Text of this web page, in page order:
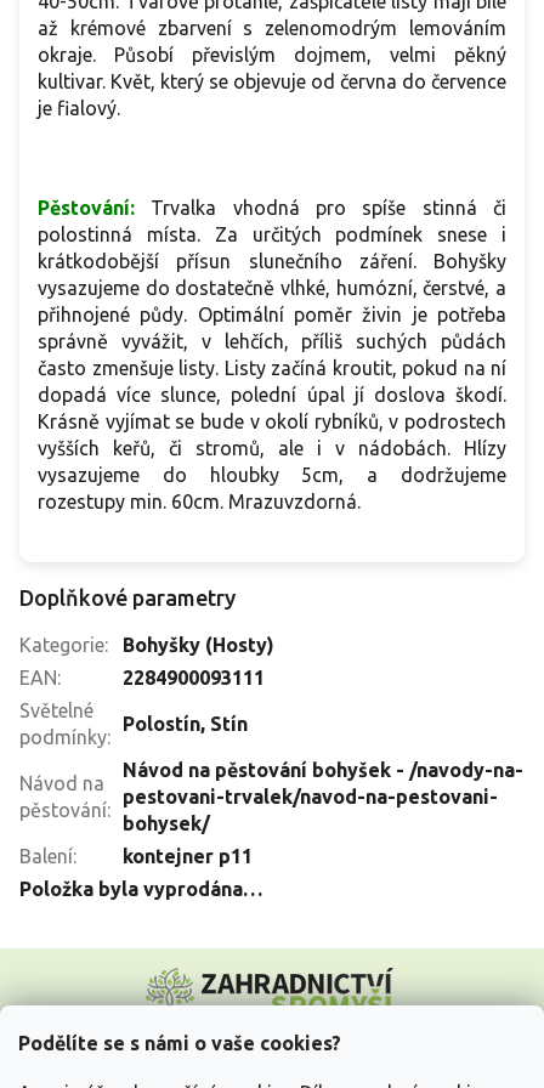
Podělíte se s námi o vaše cookies?
až krémové zbarvení s zelenomodrým lemováním
okraje. Působí převislým dojmem, velmi pěkný
kultivar. Květ, který se objevuje od června do července
je fialový.
Pěstování:
Trvalka vhodná pro spíše stinná či
polostinná místa. Za určitých podmínek snese i
krátkodobější přísun slunečního záření. Bohyšky
vysazujeme do dostatečně vlhké, humózní, čerstvé, a
přihnojené půdy. Optimální poměr živin je potřeba
správně vyvážit, v lehčích, příliš suchých půdách
často zmenšuje listy. Listy začíná kroutit, pokud na ní
dopadá více slunce, polední úpal jí doslova škodí.
Krásně vyjímat se bude v okolí rybníků, v podrostech
vyšších keřů, či stromů, ale i v nádobách. Hlízy
vysazujeme do hloubky 5cm, a dodržujeme
rozestupy min. 60cm. Mrazuvzdorná.
Doplňkové parametry
Kategorie:
Bohyšky (Hosty)
EAN:
2284900093111
Světelné
podmínky:
Polostín, Stín
Návod na
pěstování:
Návod na pěstování bohyšek - /navody-na-
pestovani-trvalek/navod-na-pestovani-
bohysek/
Balení:
kontejner p11
Položka byla vyprodána…
p